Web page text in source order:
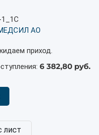
АО
приход.
6 382,80 руб.
лист